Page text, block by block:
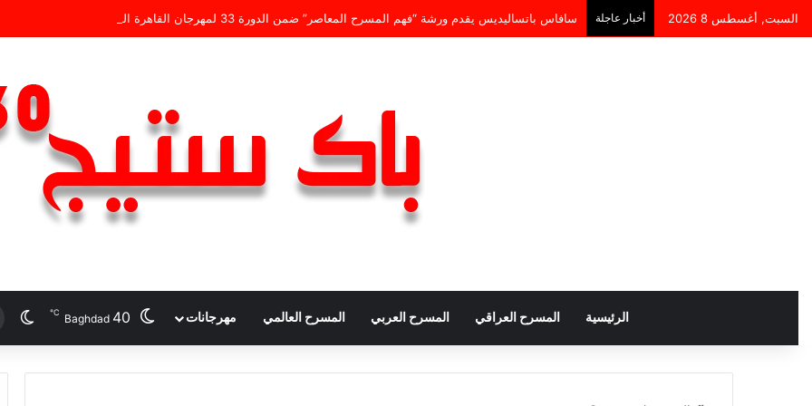
السبت, أغسطس 8 2026 أخبار عاجلة سافاس باتساليديس يقدم ورشة “فهم المسرح المعاصر” ضمن الدورة 33 لمهرجان القاهرة الدولي للمسرح التجريبي
الرئيسية المسرح العراقي المسرح العربي المسرح العالمي مهرجانات Baghdad 40
℃